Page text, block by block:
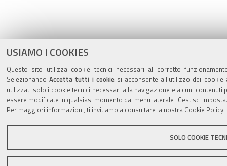
USIAMO I COOKIES
Questo sito utilizza cookie tecnici necessari al corretto
SelezionandoAccetta tutti i cookiesi acconsente all’utilizzo dei cookie
utilizzati solo i cookie tecnici necessari alla navigazione e alcuni
essere modificate in qualsiasi momento dal menu laterale "Gestisci
Per maggiori informazioni, ti invitiamo a consultare la nostra Cookie Policy.
SOLO COOKIE